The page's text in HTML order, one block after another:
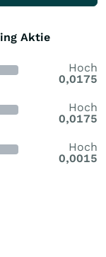
Aktie
Hoch
0,0175
Hoch
0,0175
Hoch
0,0015